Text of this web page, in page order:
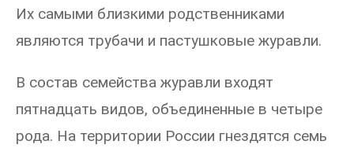
Их самыми близкими родственниками
являются трубачи и пастушковые журавли.
В состав семейства журавли входят
пятнадцать видов, объединенные в четыре
рода. На территории России гнездятся семь